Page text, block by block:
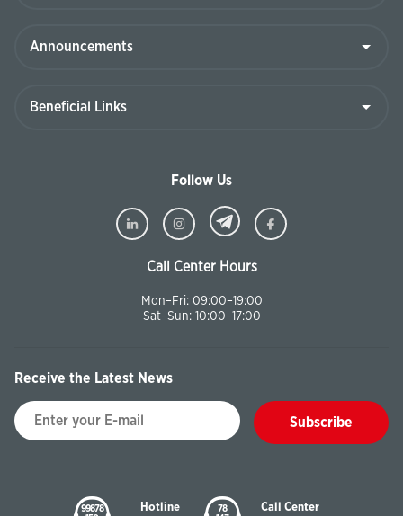
Follow Us
Call Center Hours
Mon–Fri: 09:00–19:00
Sat–Sun: 10:00–17:00
Receive the Latest News
Subscribe
99878
Hotline
78
Call Center